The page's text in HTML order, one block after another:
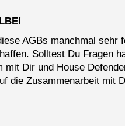
AGBs manchmal
Solltest Du Fragen
Dir und House
die Zusammenarbeit mit